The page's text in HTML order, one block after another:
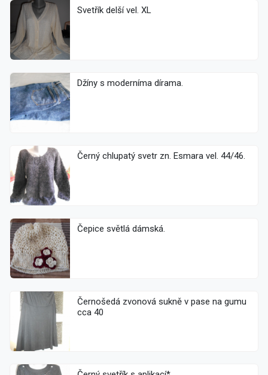
Svetřík delší vel. XL
Džíny s moderníma dírama.
Černý chlupatý svetr zn. Esmara vel. 44/46.
Čepice světlá dámská.
Černošedá zvonová sukně v pase na gumu
cca 40